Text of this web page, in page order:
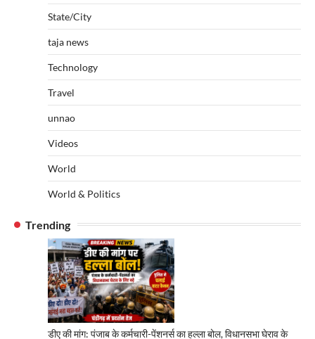
State/City
taja news
Technology
Travel
unnao
Videos
World
World & Politics
Trending
डीए की मांग: पंजाब के कर्मचारी-पेंशनर्स का हल्ला बोल, विधानसभा घेराव के